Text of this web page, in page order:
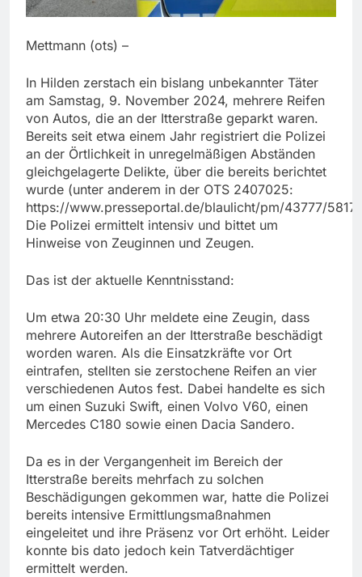
Mettmann (ots) –
In Hilden zerstach ein bislang unbekannter Täter
am Samstag, 9. November 2024, mehrere Reifen
von Autos, die an der Itterstraße geparkt waren.
Bereits seit etwa einem Jahr registriert die Polizei
an der Örtlichkeit in unregelmäßigen Abständen
gleichgelagerte Delikte, über die bereits berichtet
wurde (unter anderem in der OTS 2407025:
https://www.presseportal.de/blaulicht/pm/43777/
Die Polizei ermittelt intensiv und bittet um
Hinweise von Zeuginnen und Zeugen.
Das ist der aktuelle Kenntnisstand:
Um etwa 20:30 Uhr meldete eine Zeugin, dass
mehrere Autoreifen an der Itterstraße beschädigt
worden waren. Als die Einsatzkräfte vor Ort
eintrafen, stellten sie zerstochene Reifen an vier
verschiedenen Autos fest. Dabei handelte es sich
um einen Suzuki Swift, einen Volvo V60, einen
Mercedes C180 sowie einen Dacia Sandero.
Da es in der Vergangenheit im Bereich der
Itterstraße bereits mehrfach zu solchen
Beschädigungen gekommen war, hatte die Polizei
bereits intensive Ermittlungsmaßnahmen
eingeleitet und ihre Präsenz vor Ort erhöht. Leider
konnte bis dato jedoch kein Tatverdächtiger
ermittelt werden.